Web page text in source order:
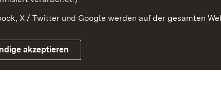
Impressum Kontakt
X / Twitter und Google werden auf der gesamten
akzeptieren